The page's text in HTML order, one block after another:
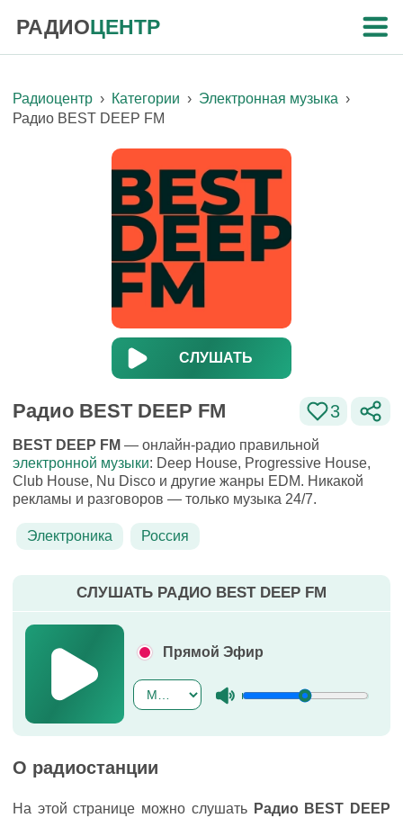
РАДИОЦЕНТР
Радиоцентр › Категории › Электронная музыка ›
Радио BEST DEEP FM
СЛУШАТЬ
Радио BEST DEEP FM 3
BEST DEEP FM — онлайн-радио правильной
электронной музыки: Deep House, Progressive House,
Club House, Nu Disco и другие жанры EDM. Никакой
рекламы и разговоров — только музыка 24/7.
Электроника Россия
СЛУШАТЬ РАДИО BEST DEEP FM
Прямой Эфир
О радиостанции
На этой странице можно слушать Радио BEST DEEP